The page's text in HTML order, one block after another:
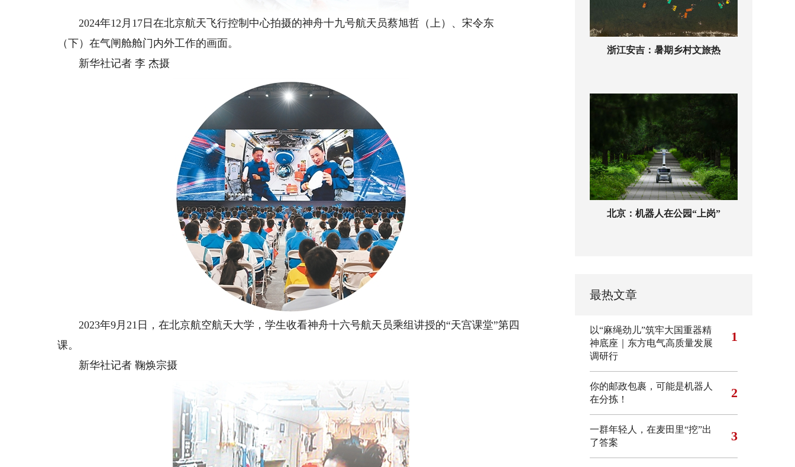
2024年12月17日在北京航天飞行控制中心拍摄的神舟十九号航天员蔡旭哲（上）、宋令东
（下）在气闸舱舱门内外工作的画面。
新华社记者 李 杰摄
2023年9月21日，在北京航空航天大学，学生收看神舟十六号航天员乘组讲授的“天宫课堂”第四
课。
新华社记者 鞠焕宗摄
浙江安吉：暑期乡村文旅热
北京：机器人在公园“上岗”
最热文章
以“麻绳劲儿”筑牢大国重器精
神底座｜东方电气高质量发展
调研行
1
你的邮政包裹，可能是机器人
在分拣！
2
一群年轻人，在麦田里“挖”出
了答案
3